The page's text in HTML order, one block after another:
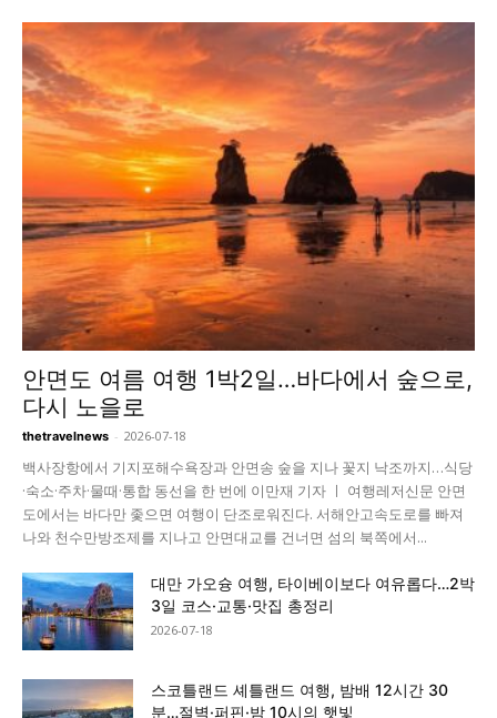
안면도 여름 여행 1박2일…바다에서 숲으로,
다시 노을로
thetravelnews - 2026-07-18
백사장항에서 기지포해수욕장과 안면송 숲을 지나 꽃지 낙조까지…식당
·숙소·주차·물때·통합 동선을 한 번에 이만재 기자 ㅣ 여행레저신문 안면
도에서는 바다만 좇으면 여행이 단조로워진다. 서해안고속도로를 빠져
나와 천수만방조제를 지나고 안면대교를 건너면 섬의 북쪽에서...
대만 가오슝 여행, 타이베이보다 여유롭다…2박
3일 코스·교통·맛집 총정리
2026-07-18
스코틀랜드 셰틀랜드 여행, 밤배 12시간 30
분…절벽·퍼핀·밤 10시의 햇빛